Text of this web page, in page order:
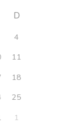
D
4
11
18
25
1